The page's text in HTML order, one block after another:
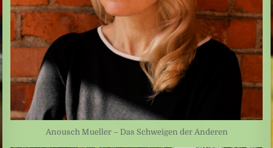
Anousch Mueller – Das Schweigen der Anderen